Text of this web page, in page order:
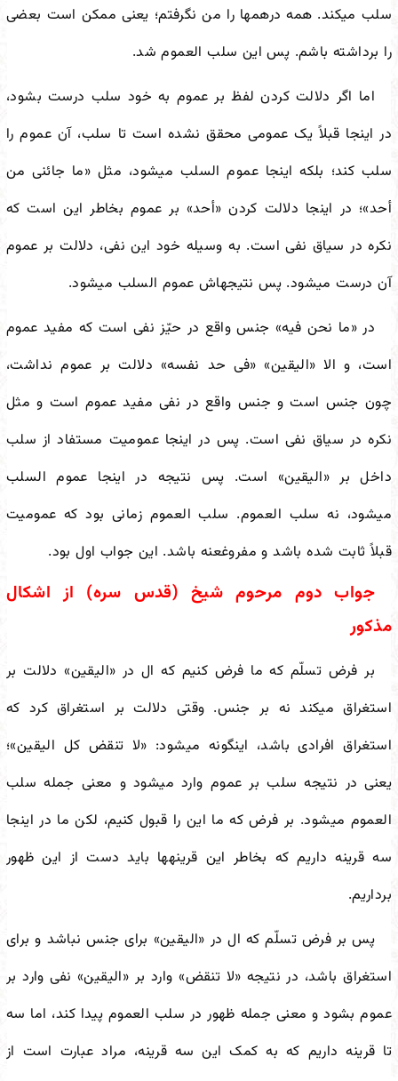
سلب میکند. همه درهمها را من نگرفتم؛ یعنی ممکن است بعضی
را برداشته باشم. پس این سلب العموم شد.
اما اگر دلالت کردن لفظ بر عموم به خود سلب درست بشود،
در اینجا قبلاً یک عمومی محقق نشده است تا سلب، آن عموم را
سلب کند؛ بلکه اینجا عموم السلب میشود، مثل «ما جائنی من
أحد»؛ در اینجا دلالت کردن «أحد» بر عموم بخاطر این است که
نکره در سیاق نفی است. به وسیله خود این نفی، دلالت بر عموم
آن درست میشود. پس نتیجهاش عموم السلب میشود.
در «ما نحن فیه» جنس واقع در حیّز نفی است که مفید عموم
است، و الا «الیقین» «فی حد نفسه» دلالت بر عموم نداشت،
چون جنس است و جنس واقع در نفی مفید عموم است و مثل
نکره در سیاق نفی است. پس در اینجا عمومیت مستفاد از سلب
داخل بر «الیقین» است. پس نتیجه در اینجا عموم السلب
میشود، نه سلب العموم. سلب العموم زمانی بود که عمومیت
قبلاً ثابت شده باشد و مفروغعنه باشد. این جواب اول بود.
جواب دوم مرحوم شیخ (قدس سره) از اشکال
مذکور
بر فرض تسلّم که ما فرض کنیم که ال در «الیقین» دلالت بر
استغراق میکند نه بر جنس. وقتی دلالت بر استغراق کرد که
استغراق افرادی باشد، اینگونه میشود: «لا تنقض کل الیقین»؛
یعنی در نتیجه سلب بر عموم وارد میشود و معنی جمله سلب
العموم میشود. بر فرض که ما این را قبول کنیم، لکن ما در اینجا
سه قرینه داریم که بخاطر این قرینهها باید دست از این ظهور
برداریم.
پس بر فرض تسلّم که ال در «الیقین» برای جنس نباشد و برای
استغراق باشد، در نتیجه «لا تنقض» وارد بر «الیقین» نفی وارد بر
عموم بشود و معنی جمله ظهور در سلب العموم پیدا کند، اما سه
تا قرینه داریم که به کمک این سه قرینه، مراد عبارت است از